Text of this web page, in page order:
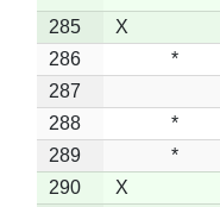
285 X
286
*
287
288
*
289
*
290
X